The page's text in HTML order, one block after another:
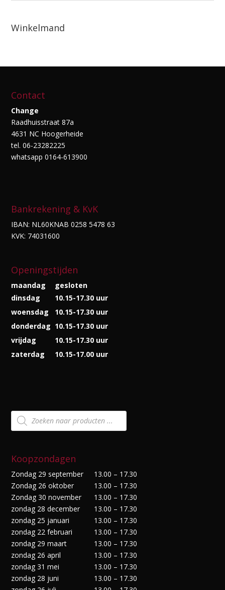
Winkelmand
Contact
Change
Raadhuisstraat 87a
4631 NC Hoogerheide
tel. 06-23282225
whatsapp 0164-613900
Bankrekening & KvK
IBAN: NL60KNAB 0258 5478 63
KVK: 74031600
Openingstijden
maandag
gesloten
dinsdag
10.15-17.30 uur
woensdag
10.15-17.30 uur
donderdag 10.15-17.30 uur
vrijdag
10.15-17.30 uur
zaterdag
10.15-17.00 uur
Producten
zoeken
Koopzondagen
Zondag 29 september
13.00 – 17.30
Zondag 26 oktober
13.00 – 17.30
Zondag 30 november
13.00 – 17.30
zondag 28 december
13.00 – 17.30
zondag 25 januari
13.00 – 17.30
zondag 22 februari
13.00 – 17.30
zondag 29 maart
13.00 – 17.30
zondag 26 april
13.00 – 17.30
zondag 31 mei
13.00 – 17.30
zondag 28 juni
13.00 – 17.30